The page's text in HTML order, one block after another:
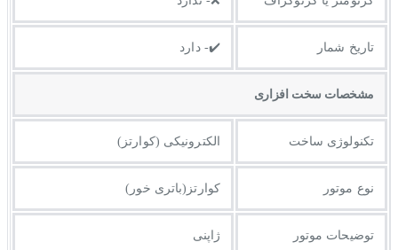
تاریخ شمار ✔️- دارد
مشخصات سخت افزاری
تکنولوژی ساخت الکترونیکی (کوارتز)
نوع موتور کوارتز(باتری خور)
توضیحات موتور ژاپنی